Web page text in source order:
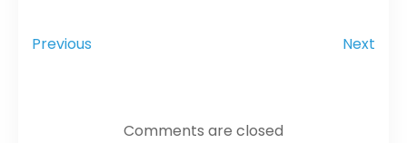
Previous Next
Comments are closed